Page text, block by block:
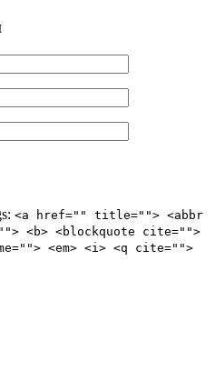
<a href="" title=""> <abbr
<b> <blockquote cite="">
<em> <i> <q cite="">